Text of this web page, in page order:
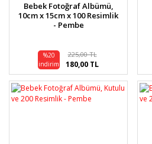
Bebek Fotoğraf Albümü,
10cm x 15cm x 100 Resimlik
- Pembe
%20
indirim
225,00 TL
180,00 TL